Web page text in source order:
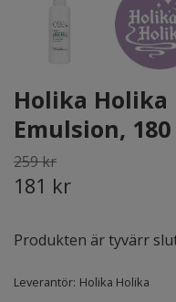
Holika Holika
Emulsion,
259 kr
181 kr
Produkten är tyvärr
Leverantör: Holika Holika